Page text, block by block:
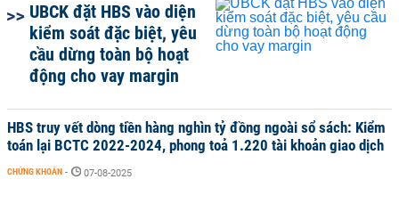
UBCK đặt HBS vào diện
kiểm soát đặc biệt, yêu
cầu dừng toàn bộ hoạt
động cho vay margin
HBS truy vết dòng tiền hàng nghìn tỷ đồng ngoài sổ sách: Kiểm
toán lại BCTC 2022-2024, phong toả 1.220 tài khoản giao dịch
CHỨNG KHOÁN - 07-08-2025